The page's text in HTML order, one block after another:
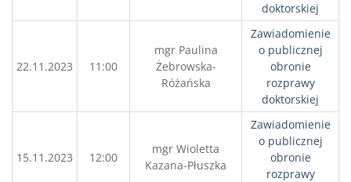
doktorskiej
22.11.2023 11:00
mgr Paulina
Żebrowska-
Różańska
Zawiadomienie
o publicznej
obronie
rozprawy
doktorskiej
15.11.2023 12:00
mgr Wioletta
Kazana-Płuszka
Zawiadomienie
o publicznej
obronie
rozprawy